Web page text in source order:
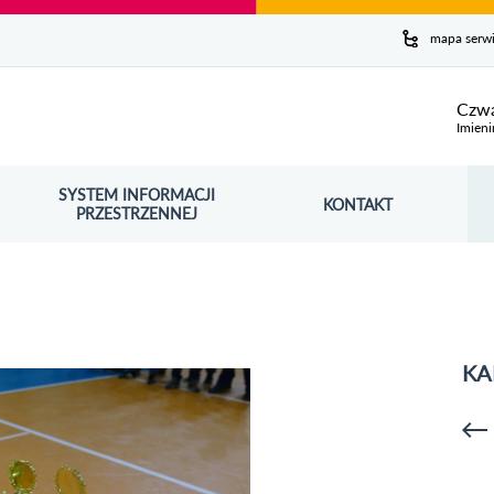
mapa
SYSTEM INFORMACJI
PRZESTRZENNEJ
OTWORZY SIĘ W NOWYM OKNIE KONTAKT